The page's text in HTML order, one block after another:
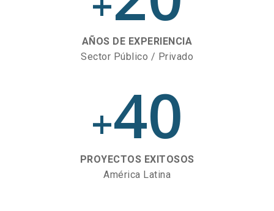
AÑOS DE EXPERIENCIA
Sector Público / Privado
+40
PROYECTOS EXITOSOS
América Latina